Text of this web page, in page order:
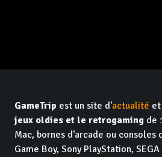
GameTrip est un site d'actualité
jeux oldies et le retrogaming de
Mac, bornes d'arcade ou consoles
Game Boy, Sony PlayStation,